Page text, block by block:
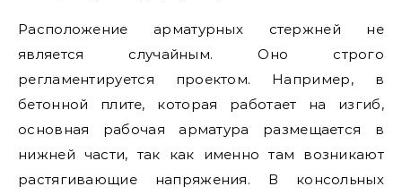
Расположение арматурных стержней не
является случайным. Оно строго
регламентируется проектом. Например, в
бетонной плите, которая работает на изгиб,
основная рабочая арматура размещается в
нижней части, так как именно там возникают
растягивающие напряжения. В консольных